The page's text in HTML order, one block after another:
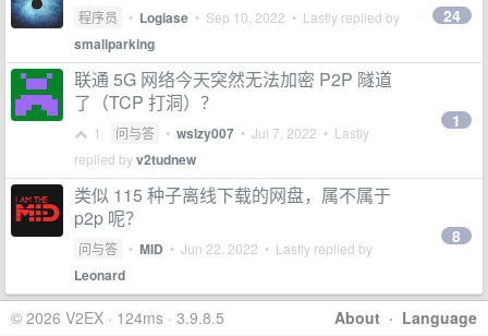
程序员 • Logiase • Sep 10, 2022 • Lastly replied by
smallparking
24
联通 5G 网络今天突然无法加密 P2P 隧道
了（TCP 打洞）？
1 问与答 • wslzy007 • Jul 7, 2022 • Lastly
replied byv2tudnew
1
类似 115 种子离线下载的网盘，属不属于
p2p 呢？
问与答 • MID • Jun 22, 2022 • Lastly replied by
Leonard
8
About · Language
© 2026 V2EX · 124ms · 3.9.8.5